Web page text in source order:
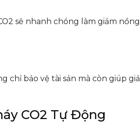
sẽ nhanh chóng làm giảm
chỉ bảo vệ tài sản mà còn giúp
CO2 Tự Động